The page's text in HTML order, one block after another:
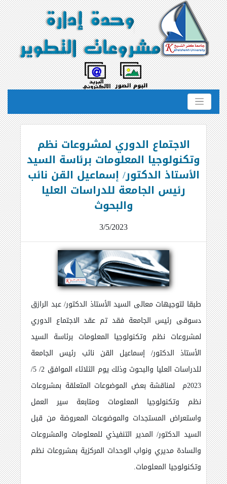
الاجتماع الدوري لمشروعات نظم
وتكنولوجيا المعلومات برئاسة السيد
الأستاذ الدكتور/ إسماعيل القن نائب
رئيس الجامعة للدراسات العليا
والبحوث
3/5/2023
طبقا لتوجيهات معالى السيد الأستاذ الدكتور/ عبد الرازق
دسوقى رئيس الجامعة فقد تم عقد الاجتماع الدوري
لمشروعات نظم وتكنولوجيا المعلومات برئاسة السيد
الأستاذ الدكتور/ إسماعيل القن نائب رئيس الجامعة
للدراسات العليا والبحوث وذلك يوم الثلاثاء الموافق 2/ 5/
2023م لمناقشة بعض الموضوعات المتعلقة بمشروعات
نظم وتكنولوجيا المعلومات ومتابعة سير العمل
واستعراض المستجدات والموضوعات المعروضة من قبل
السيد الدكتور/ المدير التنفيذي للمعلومات والمشروعات
والسادة مديري ونواب الوحدات المركزية بمشروعات نظم
وتكنولوجيا المعلومات.